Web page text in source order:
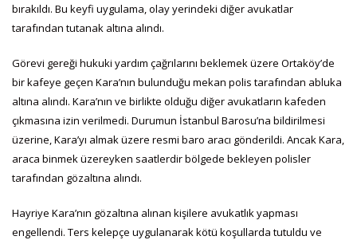
bırakıldı. Bu keyfi uygulama, olay yerindeki diğer avukatlar
tarafından tutanak altına alındı.
Görevi gereği hukuki yardım çağrılarını beklemek üzere Ortaköy’de
bir kafeye geçen Kara’nın bulunduğu mekan polis tarafından abluka
altına alındı. Kara’nın ve birlikte olduğu diğer avukatların kafeden
çıkmasına izin verilmedi. Durumun İstanbul Barosu’na bildirilmesi
üzerine, Kara’yı almak üzere resmi baro aracı gönderildi. Ancak Kara,
araca binmek üzereyken saatlerdir bölgede bekleyen polisler
tarafından gözaltına alındı.
Hayriye Kara’nın gözaltına alınan kişilere avukatlık yapması
engellendi. Ters kelepçe uygulanarak kötü koşullarda tutuldu ve